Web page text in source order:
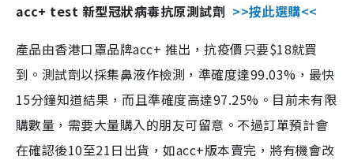
acc+ test 新型冠狀病毒抗原測試劑 >>按此選購<<
產品由香港口罩品牌acc+ 推出，抗疫價只要$18就買
到。測試劑以採集鼻液作檢測，準確度達99.03%，最快
15分鐘知道結果，而且準確度高達97.25%。目前未有限
購數量，需要大量購入的朋友可留意。不過訂單預計會
在確認後10至21日出貨，如acc+版本賣完，將有機會改